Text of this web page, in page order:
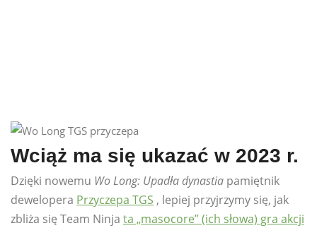
Wciąż ma się ukazać w 2023 r.
Dzięki nowemu Wo Long: Upadła dynastia pamiętnik
dewelopera Przyczepa TGS , lepiej przyjrzymy się, jak
zbliża się Team Ninja ta „masocore” (ich słowa) gra akcji